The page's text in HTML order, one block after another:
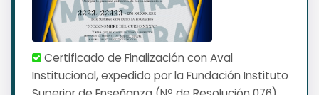
Certificado de Finalización con Aval
Institucional, expedido por la Fundación Instituto